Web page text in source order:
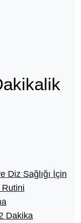
Diz Sağlığı İçin
Rutini
Dakika